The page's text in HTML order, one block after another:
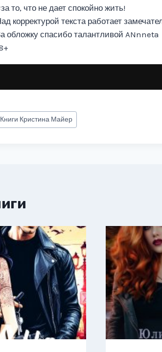
то, что не дает спокойно жить!
корректурой текста работает
обложку спасибо талантливой ANnneta
Книги Кристина Майер